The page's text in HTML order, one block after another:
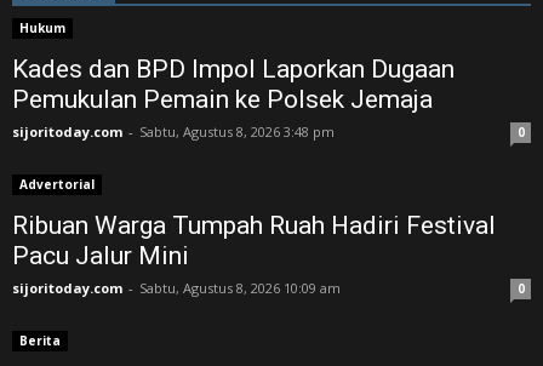
Hukum
Kades dan BPD Impol Laporkan Dugaan
Pemukulan Pemain ke Polsek Jemaja
sijoritoday.com - Sabtu, Agustus 8, 2026 3:48 pm 0
Advertorial
Ribuan Warga Tumpah Ruah Hadiri Festival
Pacu Jalur Mini
sijoritoday.com - Sabtu, Agustus 8, 2026 10:09 am 0
Berita